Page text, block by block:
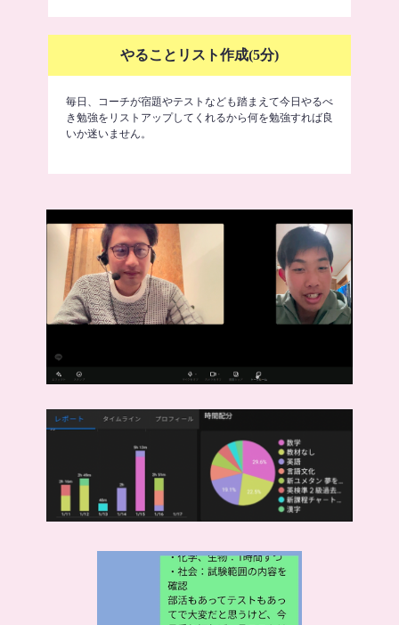
やることリスト作成(5分)
毎日、コーチが宿題やテストなども踏まえて今日やるべ
き勉強をリストアップしてくれるから何を勉強すれば良
いか迷いません。